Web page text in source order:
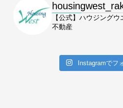
【公式】ハウジング
不動産
Instagramでフ